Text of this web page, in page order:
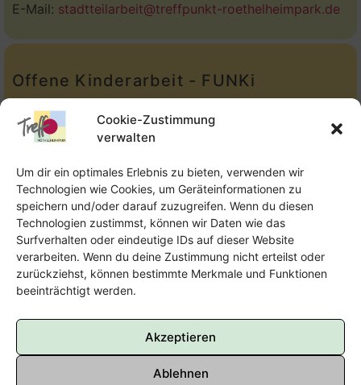
Cookie-Zustimmung
verwalten
Um dir ein optimales Erlebnis zu bieten, verwenden wir
Technologien wie Cookies, um Geräteinformationen zu
speichern und/oder darauf zuzugreifen. Wenn du diesen
Technologien zustimmst, können wir Daten wie das
Surfverhalten oder eindeutige IDs auf dieser Website
verarbeiten. Wenn du deine Zustimmung nicht erteilst oder
zurückziehst, können bestimmte Merkmale und Funktionen
beeinträchtigt werden.
Akzeptieren
Ablehnen
E-Mail: stadtteilarbeit@treffpunkt-roethelheimpark.de
Offene Kinderarbeit - FUNKi
Tel.:Telefon: 09131-610749
E-Mail:oka@treffpunkt-roethelheimpark.de
Offene Jugendarbeit - Easthouse
Tel:
09131–302259
E-Mail:oja@treffpunkt-roethelheimpark.de